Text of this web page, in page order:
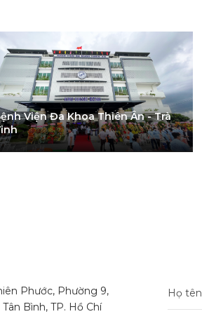
Viện Đa Khoa Thiên Ân - Trà
Phước, Phường 9,
Tân Bình, TP. Hồ Chí